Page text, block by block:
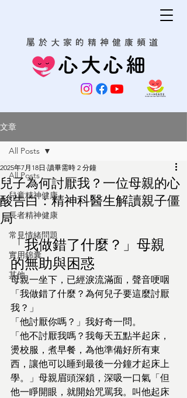
心大心細
屬於大家的精神健康頻道
文章
All Posts
兒童精神健康
長者精神健康
常見情緒問題
實用錦囊
其他
All Posts
兒子為何討厭我？一位母親的心
酸告白：精神科醫生解讀親子僵
局
2025年7月18日 讀畢需時 2 分鐘
「我做錯了什麼？」母親
的無助與困惑
母親一坐下，已經淚流滿面，聲音哽咽
「我做錯了什麼？為何兒子要這麼討厭
我？」
「他討厭你嗎？」我好奇一問。
「他不討厭我嗎？我每天五點半起床，
燙校服，煮早餐，為他準備好所有東
西，讓他可以睡到最後一分鐘才起床上
學。」母親眉頭深鎖，深吸一口氣「但
他一睜開眼，就開始咒罵我。叫他起床